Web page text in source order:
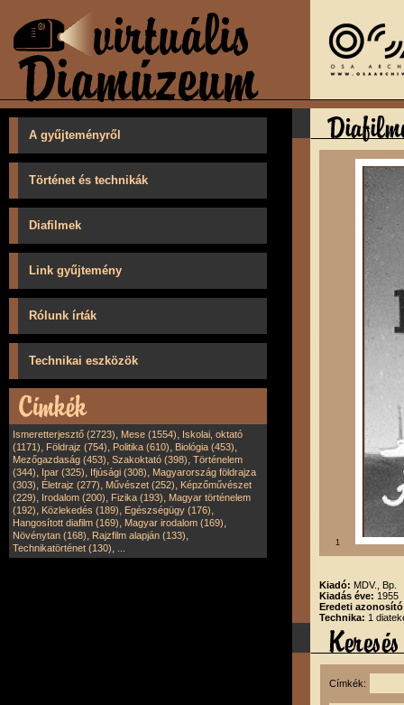
A gyűjteményről
Történet és technikák
Diafilmek
Link gyűjtemény
Rólunk írták
Technikai eszközök
Ismeretterjesztő (2723), Mese (1554), Iskolai, oktató
(1171), Földrajz (754), Politika (610), Biológia (453),
Mezőgazdaság (453), Szakoktató (398), Történelem
(344), Ipar (325), Ifjúsági (308), Magyarország földrajza
(303), Életrajz (277), Művészet (252), Képzőművészet
(229), Irodalom (200), Fizika (193), Magyar történelem
(192), Közlekedés (189), Egészségügy (176),
Hangosított diafilm (169), Magyar irodalom (169),
Növénytan (168), Rajzfilm alapján (133),
Technikatörténet (130), 1
Kiadó: MDV., Bp.
Kiadás éve: 1955
Eredeti
Technika: 1
Címkék: